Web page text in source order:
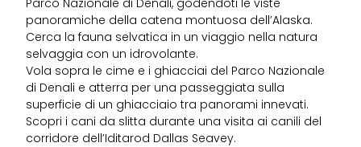
Parco Nazionale di Denali, godendoti le viste
panoramiche della catena montuosa dell’Alaska.
Cerca la fauna selvatica in un viaggio nella natura
selvaggia con un idrovolante.
Vola sopra le cime e i ghiacciai del Parco Nazionale
di Denali e atterra per una passeggiata sulla
superficie di un ghiacciaio tra panorami innevati.
Scopri i cani da slitta durante una visita ai canili del
corridore dell’Iditarod Dallas Seavey.